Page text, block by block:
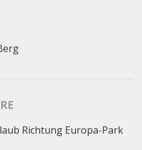
Richtung Europa-Park